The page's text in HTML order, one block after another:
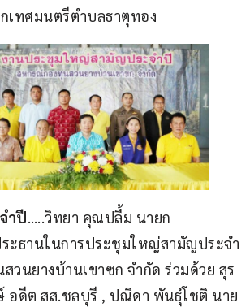
เทศมนตรีตำบลธาตุทอง
ำปี…..วิทยา คุณปลื้ม นายก
ะธานในการประชุมใหญ่สามัญประจำ
วนยางบ้านเขาซก จำกัด ร่วมด้วย สุร
อดีต สส.ชลบุรี , ปณิดา พันธุ์โชติ นาย